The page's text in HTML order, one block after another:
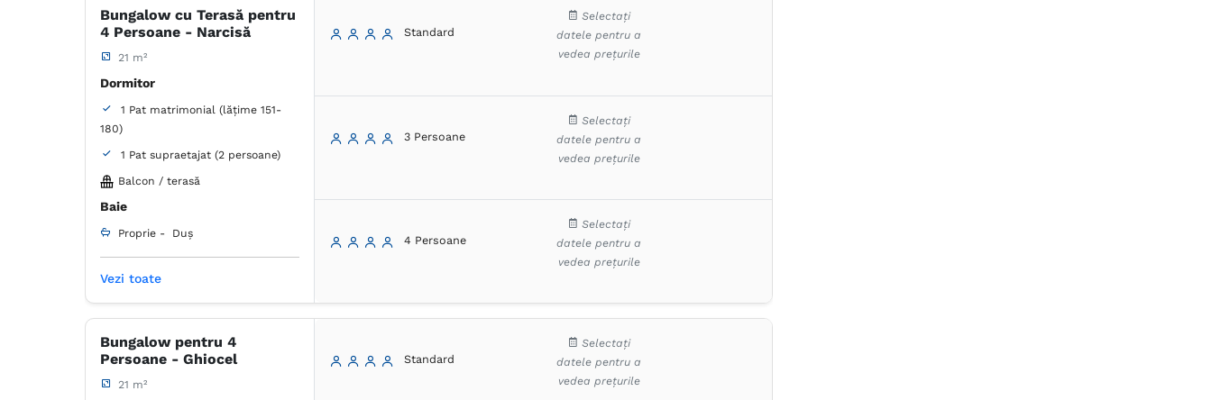
Lenjerie de pat
Prosoape
Articole de toaletă gratuite
Bungalow cu Terasă pentru
4 Persoane - Narcisă
21 m²
Dormitor
1 Pat matrimonial (lățime 151-
180)
1 Pat supraetajat (2 persoane)
Balcon / terasă
Baie
Proprie - Duș
Dulap
Articole de toaletă gratuite
Hârtie igienică
Oglindă
Vezi toate
Standard
Selectați
datele pentru a
vedea prețurile
3 Persoane
Selectați
datele pentru a
vedea prețurile
4 Persoane
Selectați
datele pentru a
vedea prețurile
Bungalow pentru 4
Persoane - Ghiocel
21 m²
Standard
Selectați
datele pentru a
vedea prețurile